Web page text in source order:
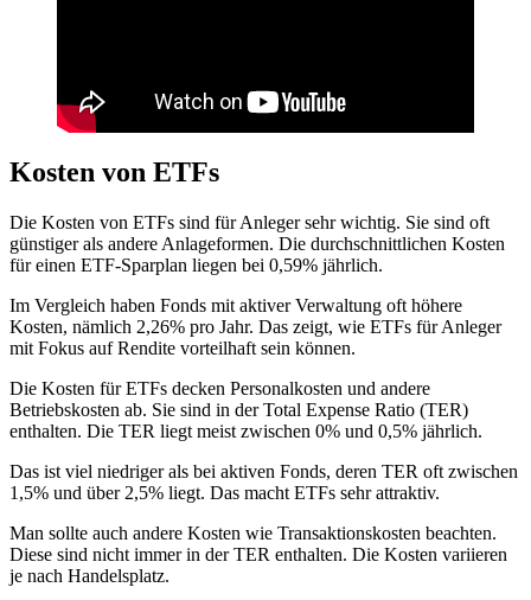
Kosten von ETFs
Die Kosten von ETFs sind für Anleger sehr wichtig. Sie sind oft
günstiger als andere Anlageformen. Die durchschnittlichen Kosten
für einen ETF-Sparplan liegen bei 0,59% jährlich.
Im Vergleich haben Fonds mit aktiver Verwaltung oft höhere
Kosten, nämlich 2,26% pro Jahr. Das zeigt, wie ETFs für Anleger
mit Fokus auf Rendite vorteilhaft sein können.
Die Kosten für ETFs decken Personalkosten und andere
Betriebskosten ab. Sie sind in der Total Expense Ratio (TER)
enthalten. Die TER liegt meist zwischen 0% und 0,5% jährlich.
Das ist viel niedriger als bei aktiven Fonds, deren TER oft zwischen
1,5% und über 2,5% liegt. Das macht ETFs sehr attraktiv.
Man sollte auch andere Kosten wie Transaktionskosten beachten.
Diese sind nicht immer in der TER enthalten. Die Kosten variieren
je nach Handelsplatz.